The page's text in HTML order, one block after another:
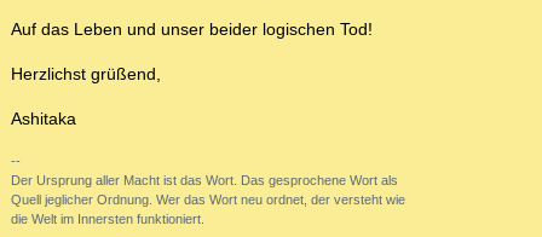
Auf das Leben und unser beider logischen Tod!
Herzlichst grüßend,
Ashitaka
--
Der Ursprung aller Macht ist das Wort. Das gesprochene Wort als
Quell jeglicher Ordnung. Wer das Wort neu ordnet, der versteht wie
die Welt im Innersten funktioniert.